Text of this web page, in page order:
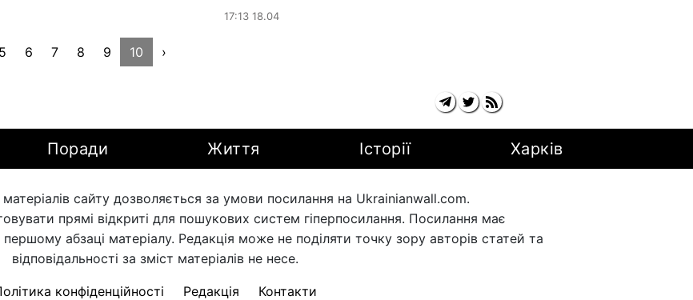
17:13 18.04
5 6 7 8 9 10 ›
Поради Життя Історії Харків
сайту дозволяється за умови посилання на Ukrainianwall.com.
прямі відкриті для пошукових систем гіперпосилання. Посилання має
абзаці матеріалу. Редакція може не поділяти точку зору авторів статей та
відповідальності за зміст матеріалів не несе.
конфіденційності Редакція
Контакти